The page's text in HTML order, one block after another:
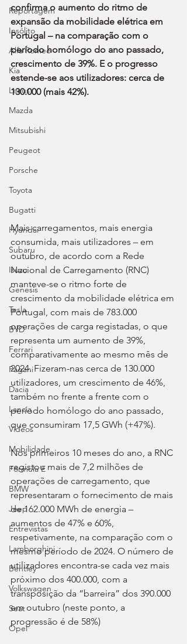
Reportagem
Insólito
Alfa Romeo
Kia
Lexus
Mazda
Mitsubishi
Peugeot
Porsche
Toyota
Bugatti
Hyundai
Subaru
Isuzu
Genesis
Tesla
BYD
Ferrari
Pagani
Dacia
Lancia
Videos
Mobilidade
Fórmula E
BMW
Jeep
Entrevistas
Lamborghini
Bentley
Volkswagen
Seat
Opel
confirma o aumento do ritmo de
expansão da mobilidade elétrica em
Portugal – na comparação com o
período homólogo do ano passado,
crescimento de 39%. E o progresso
estende-se aos utilizadores: cerca de
130.000 (mais 42%).
Mais carregamentos, mais energia
consumida, mais utilizadores – em
outubro, de acordo com a Rede
Nacional de Carregamento (RNC)
manteve-se o ritmo forte de
crescimento da mobilidade elétrica em
Portugal, com mais de 783.000
operações de carga registadas, o que
representa um aumento de 39%,
comparativamente ao mesmo mês de
2024. Fizeram-nas cerca de 130.000
utilizadores, um crescimento de 46%,
também no frente a frente com o
período homólogo do ano passado,
que consumiram 17,5 GWh (+47%).
Nos primeiros 10 meses do ano, a RNC
registou mais de 7,2 milhões de
operações de carregamento, que
representaram o fornecimento de mais
de 162.000 MWh de energia –
aumentos de 47% e 60%,
respetivamente, na comparação com o
mesmo período de 2024. O número de
utilizadores encontra-se cada vez mais
próximo dos 400.000, com a
transposição da “barreira” dos 390.000
em outubro (neste ponto, a
progressão é de 58%)